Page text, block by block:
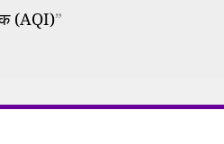
(AQI)”